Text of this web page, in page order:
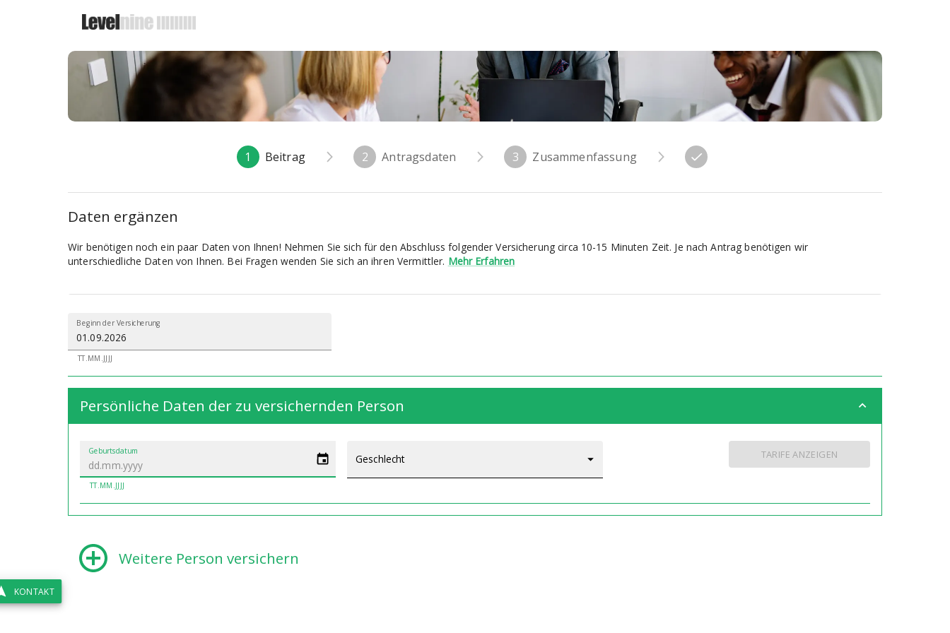
1 Beitrag 2 Antragsdaten 3 Zusammenfassung
Daten ergänzen
Wir benötigen noch ein paar Daten von Ihnen! Nehmen Sie sich für den Abschluss folgender Versicherung circa 10-15 Minuten Zeit. Je nach Antrag benötigen wir
unterschiedliche Daten von Ihnen. Bei Fragen wenden Sie sich an ihren Vermittler. Mehr Erfahren
Beginn der Versicherung
TT.MM.JJJJ
Persönliche Daten der zu versichernden Person
Geburtsdatum
TT.MM.JJJJ
Geschlecht TARIFE ANZEIGEN
Weitere Person versichern
KONTAKT